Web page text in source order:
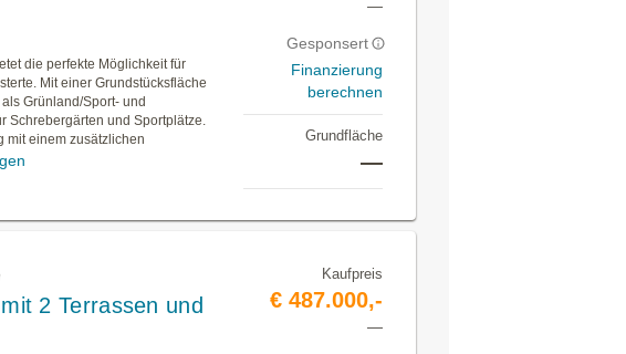
die perfekte Möglichkeit für
Mit einer Grundstücksfläche
Grünland/Sport- und
Schrebergärten und Sportplätze.
mit einem zusätzlichen
—
Gesponsert
Finanzierung
berechnen
Grundfläche
—
2 Terrassen und
Kaufpreis
€ 487.000,-
—